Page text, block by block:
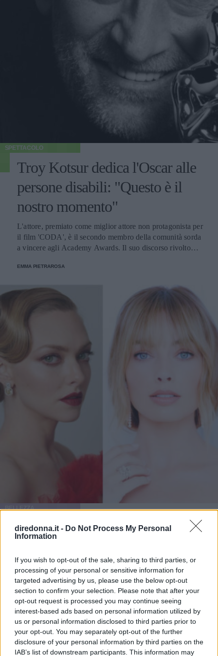
diredonna.it - Do Not Process My Personal
Information
If you wish to opt-out of the sale, sharing to third parties, or
processing of your personal or sensitive information for
targeted advertising by us, please use the below opt-out
section to confirm your selection. Please note that after your
opt-out request is processed you may continue seeing
interest-based ads based on personal information utilized by
us or personal information disclosed to third parties prior to
your opt-out. You may separately opt-out of the further
disclosure of your personal information by third parties on the
IAB’s list of downstream participants. This information may
SPETTACOLO
Troy Kotsur dedica l'Oscar alle
persone disabili: "Questo è il
nostro momento"
L'attore, premiato come miglior attore non protagonista per
il film 'CODA', è il secondo membro della comunità sorda
a vincere agli Academy Awards. Il suo discorso rivolto
dei segni del Dolby Theatre.
EMMA PIETRAROSA
BELLEZZA
I beauty look degli Oscar 2021
look che fanno sognare